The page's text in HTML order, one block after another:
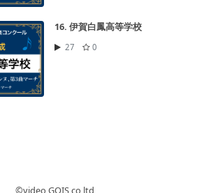
16. 伊賀白鳳高等学校
27 0
©︎video GOIS co,ltd